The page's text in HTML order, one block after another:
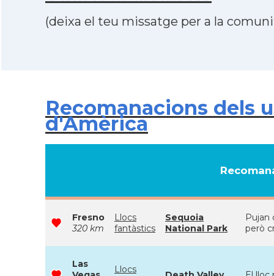
(deixa el teu missatge per a la
Recomanacions dels
d'Amèrica
Fresno
320 km
Llocs
fantàstics
Sequoia
National Park
Pujan
però
Las
Llocs